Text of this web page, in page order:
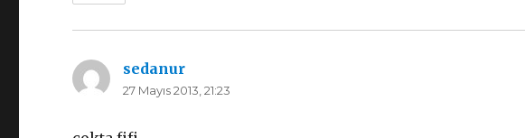
sedanur
ki:
27 Mayıs 2013, 21:23